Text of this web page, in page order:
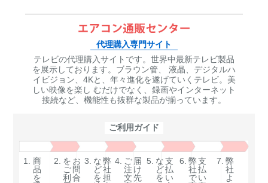
代理購入専門サイト
テレビの代理購入サイトです。世界中最新テレビ製品
を展示しております。ブラウン管、 液晶、デジタルハ
イビジョン、4Kと、年々進化を遂げていくテレビ。美
しい映像を楽し むだけでなく、録画やインターネット
接続など、機能性も抜群な製品が揃っています。
ご利用ガイド
1.
商
品
を
2. を
ご
利
お
問
合
3. な
ど
を
弊
社
担
4. ご
注
文
届
け
先
5. な
ど
を
支
払
い
6. 弊
社
で
支
払
い
7. 弊
社
よ